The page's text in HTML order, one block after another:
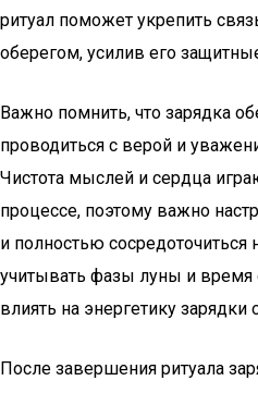
ритуал поможет укрепить
оберегом, усилив его
Важно помнить, что зарядка
проводиться с верой и
Чистота мыслей и сердца
процессе, поэтому важно
и полностью сосредоточиться
учитывать фазы луны и время
влиять на энергетику зарядки
После завершения ритуала